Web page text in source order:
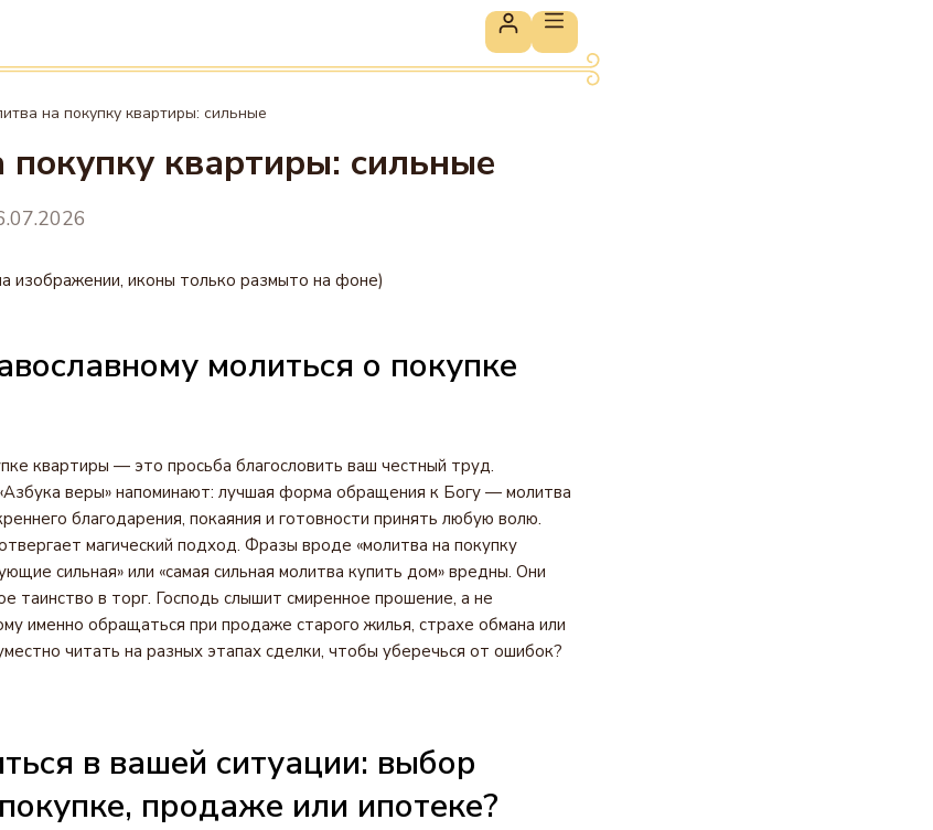
на покупку квартиры: сильные
квартиры: сильные
изображении, иконы только размыто на фоне)
молиться о покупке
квартиры — это просьба благословить ваш честный труд.
веры» напоминают: лучшая форма обращения к Богу — молитва
благодарения, покаяния и готовности принять любую волю.
магический подход. Фразы вроде «молитва на покупку
сильная» или «самая сильная молитва купить дом» вредны. Они
таинство в торг. Господь слышит смиренное прошение, а не
именно обращаться при продаже старого жилья, страхе обмана или
читать на разных этапах сделки, чтобы уберечься от ошибок?
в вашей ситуации: выбор
продаже или ипотеке?